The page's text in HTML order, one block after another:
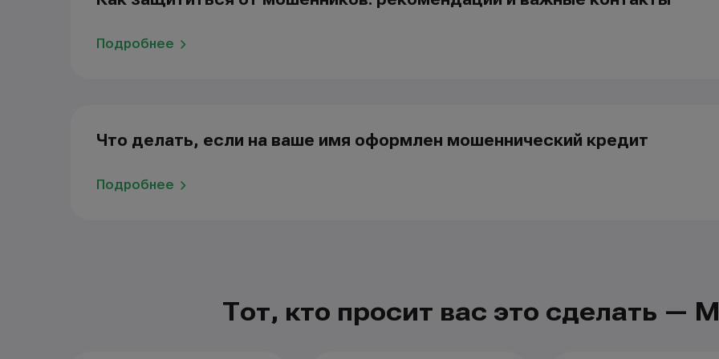
Подробнее
Что делать, если на ваше имя оформлен мошеннический кредит
Подробнее
Тот, кто просит вас это сделать